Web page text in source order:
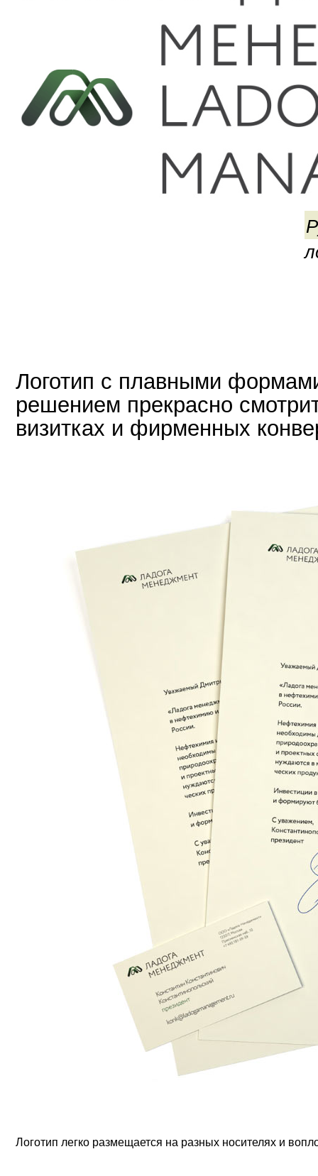
Логотип с плавными
решением прекрасно
визитках и фирменных
Логотип легко размещается на разных носителях и